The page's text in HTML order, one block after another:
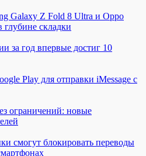
Galaxy Z Fold 8 Ultra и Oppo
складки
за год впервые достиг 10
Play для отправки iMessage с
ограничений: новые
смогут блокировать переводы